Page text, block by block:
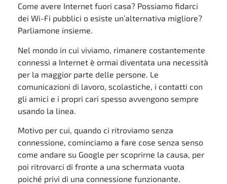
Come avere Internet fuori casa? Possiamo fidarci
dei Wi-Fi pubblici o esiste un’alternativa migliore?
Parliamone insieme.
Nel mondo in cui viviamo, rimanere costantemente
connessi a Internet è ormai diventata una necessità
per la maggior parte delle persone. Le
comunicazioni di lavoro, scolastiche, i contatti con
gli amici e i propri cari spesso avvengono sempre
usando la linea.
Motivo per cui, quando ci ritroviamo senza
connessione, cominciamo a fare cose senza senso
come andare su Google per scoprirne la causa, per
poi ritrovarci di fronte a una schermata vuota
poiché privi di una connessione funzionante.